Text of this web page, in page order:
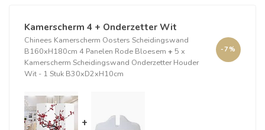
Kamerscherm 4 + Onderzetter Wit
Chinees Kamerscherm Oosters Scheidingswand
B160xH180cm 4 Panelen Rode Bloesem + 5 x
Kamerscherm Scheidingswand Onderzetter Houder
Wit - 1 Stuk B30xD2xH10cm
-7%
+